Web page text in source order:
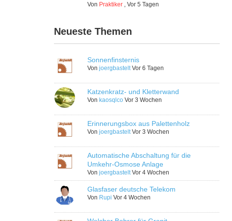
Von Praktiker ,Vor 5 Tagen
Neueste Themen
Sonnenfinsternis
Vonjoergbastelt Vor 6 Tagen
Katzenkratz- und Kletterwand
Vonkaosqlco Vor 3 Wochen
Erinnerungsbox aus Palettenholz
Vonjoergbastelt Vor 3 Wochen
Automatische Abschaltung für die
Umkehr-Osmose Anlage
Vonjoergbastelt Vor 4 Wochen
Glasfaser deutsche Telekom
Von Rupi Vor 4 Wochen